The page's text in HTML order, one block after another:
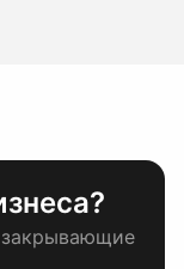
закрывающие